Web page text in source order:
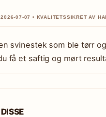
07-07 • KVALITETSSIKRET AV
svinestek som ble tørr
få et saftig og mørt